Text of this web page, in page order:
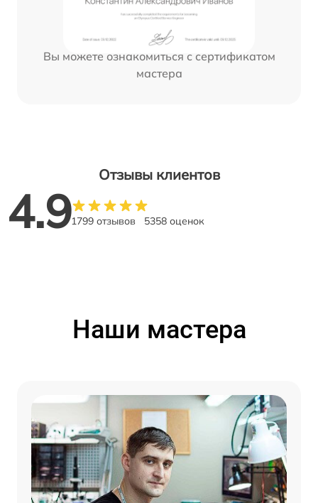
Вы можете ознакомиться с сертификатом
мастера
Отзывы клиентов
4.91799 отзывов 5358 оценок
Наши мастера